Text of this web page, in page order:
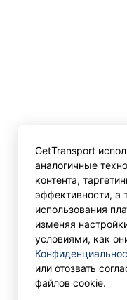
GetTransport
аналогичные
контента,
эффективности, а
использования
изменяя
условиями, как
или отозвать
файлов cookie.